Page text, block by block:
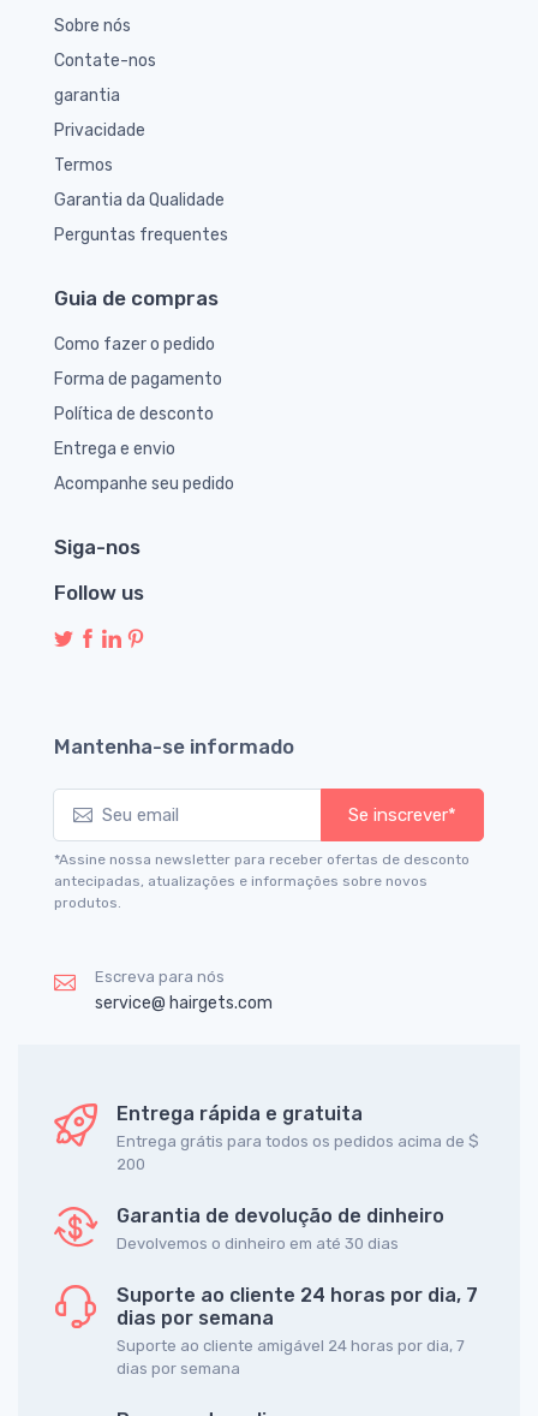
Sobre nós
Contate-nos
garantia
Privacidade
Termos
Garantia da Qualidade
Perguntas frequentes
Guia de compras
Como fazer o pedido
Forma de pagamento
Política de desconto
Entrega e envio
Acompanhe seu pedido
Siga-nos
Follow us
Mantenha-se informado
Se inscrever*
*Assine nossa newsletter para receber ofertas de desconto
antecipadas, atualizações e informações sobre novos
produtos.
Escreva para nós
service@ hairgets.com
Entrega rápida e gratuita
Entrega grátis para todos os pedidos acima de $
200
Garantia de devolução de dinheiro
Devolvemos o dinheiro em até 30 dias
Suporte ao cliente 24 horas por dia, 7
dias por semana
Suporte ao cliente amigável 24 horas por dia, 7
dias por semana